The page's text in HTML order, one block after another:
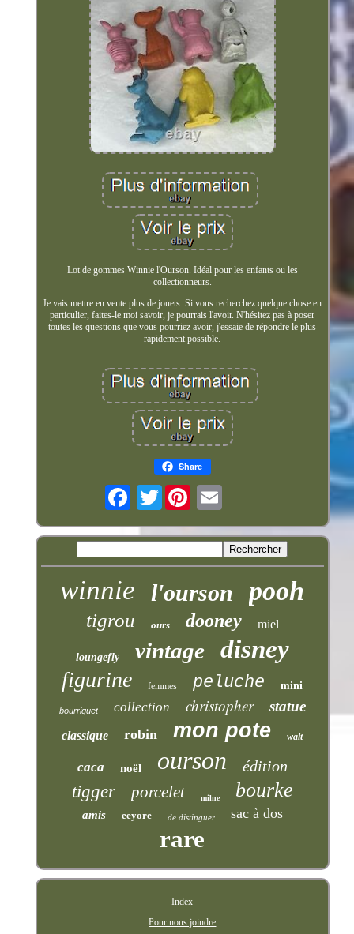
Lot de gommes Winnie l'Ourson. Idéal pour les enfants ou les
collectionneurs.
Je vais mettre en vente plus de jouets. Si vous recherchez quelque chose en
particulier, faites-le moi savoir, je pourrais l'avoir. N'hésitez pas à poser
toutes les questions que vous pourriez avoir, j'essaie de répondre le plus
rapidement possible.
Share
Twitter
winnie l'ourson pooh
tigrou ours dooney miel
loungefly vintage disney
figurine femmes peluche mini
bourriquet collection christopher statue
classique robin mon pote walt
caca noël ourson édition
tigger porcelet milne bourke
amis eeyore de distinguer sac à dos
rare
Index
Pour nous joindre